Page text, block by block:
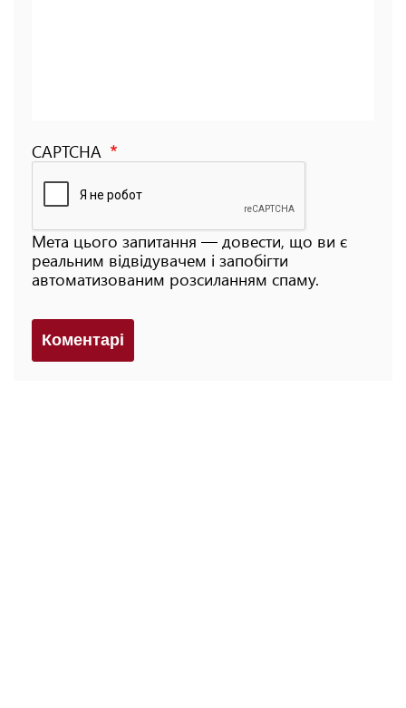
CAPTCHA
Мета цього запитання — довести, що ви є
реальним відвідувачем і запобігти
автоматизованим розсиланням спаму.
Коментарi